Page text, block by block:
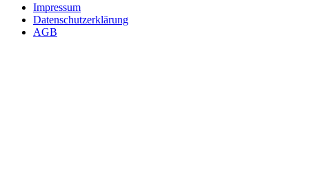
Impressum
Datenschutzerklärung
AGB